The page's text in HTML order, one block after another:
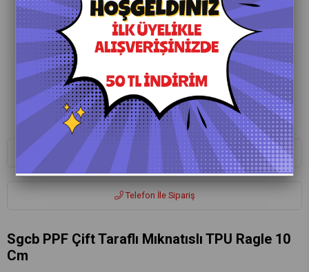
Whatsapp ile Sipariş
Telefon İle Sipariş
Sgcb PPF Çift Taraflı Mıknatıslı TPU Ragle 10
Cm